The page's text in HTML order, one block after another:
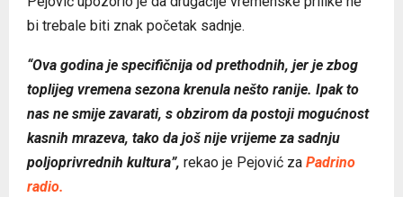
bi trebale biti znak početak sadnje.
“Ova godina je specifičnija od prethodnih, jer je zbog
toplijeg vremena sezona krenula nešto ranije. Ipak to
nas ne smije zavarati, s obzirom da postoji mogućnost
kasnih mrazeva, tako da još nije vrijeme za sadnju
poljoprivrednih kultura”, rekao je Pejović za Padrino
radio.